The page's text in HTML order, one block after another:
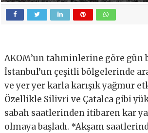
AKOM’un tahminlerine göre gün
İstanbul’un çeşitli bölgelerinde
ve yer yer karla karışık yağmur
Özellikle Silivri ve Çatalca gibi
sabah saatlerinden itibaren kar
olmaya başladı. *Akşam